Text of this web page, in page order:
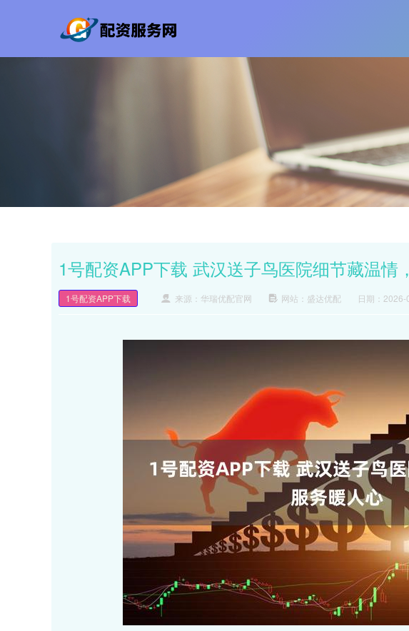
1号配资APP下载 武汉送子鸟医院细节藏温情
1号配资APP下载 来源：华瑞优配官网 网站：盛达优配 日期：